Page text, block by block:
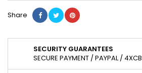
Share
SECURITY GUARANTEES
SECURE PAYMENT / PAYPAL / 4XCB